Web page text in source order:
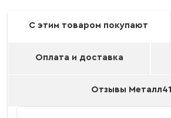
С этим товаром покупают
Оплата и доставка
Отзывы Металл41